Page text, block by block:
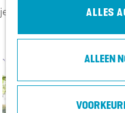
ALLES
ALLEEN
o
e
je klaarstaan.
p
o